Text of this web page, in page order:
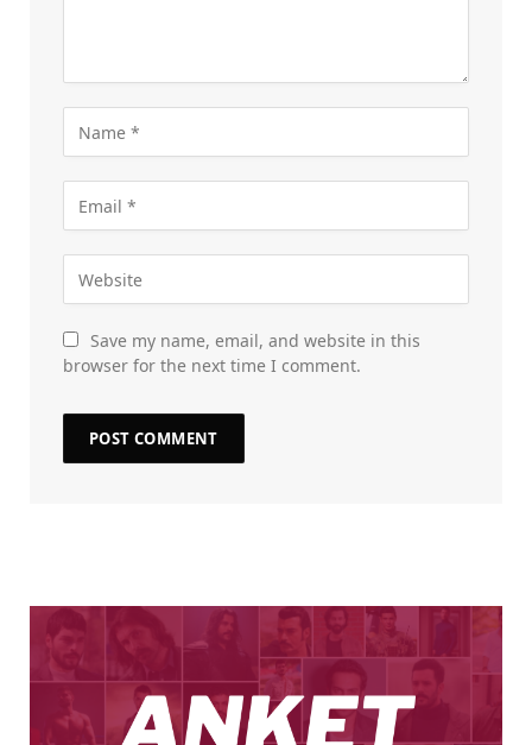
Save my name, email, and website in this
browser for the next time I comment.